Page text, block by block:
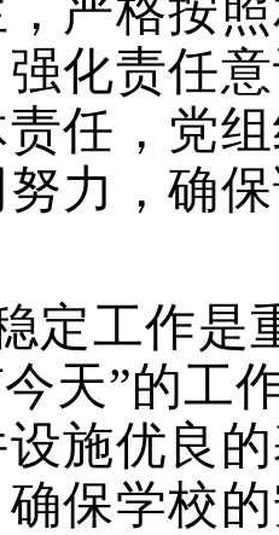
严格按
化责任
任，党
力，确
定工作是
天”的工
施优良
保学校